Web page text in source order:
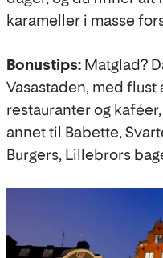
karameller i masse
Bonustips: Matglad?
Vasastaden, med
restauranter og
annet til Babette,
Burgers, Lillebrors